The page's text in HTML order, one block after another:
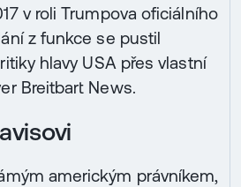
v roli Trumpova oficiálního
z funkce se pustil
hlavy USA přes vlastní
Breitbart News.
americkým právníkem,